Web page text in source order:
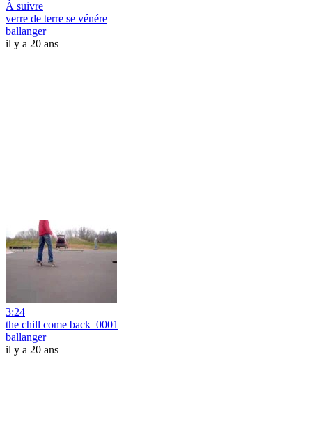
À suivre
verre de terre se vénére
ballanger
il y a 20 ans
3:24
the chill come back_0001
ballanger
il y a 20 ans